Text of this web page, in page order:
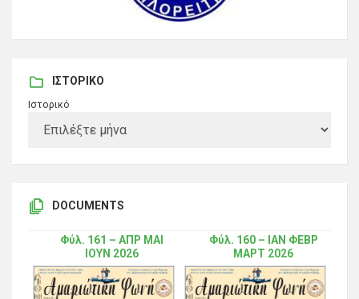
ΙΣΤΟΡΙΚΌ
Ιστορικό
DOCUMENTS
Φύλ. 161 – ΑΠΡ ΜΑΙ
ΙΟΥΝ 2026
Φύλ. 160 – ΙΑΝ ΦΕΒΡ
ΜΑΡΤ 2026